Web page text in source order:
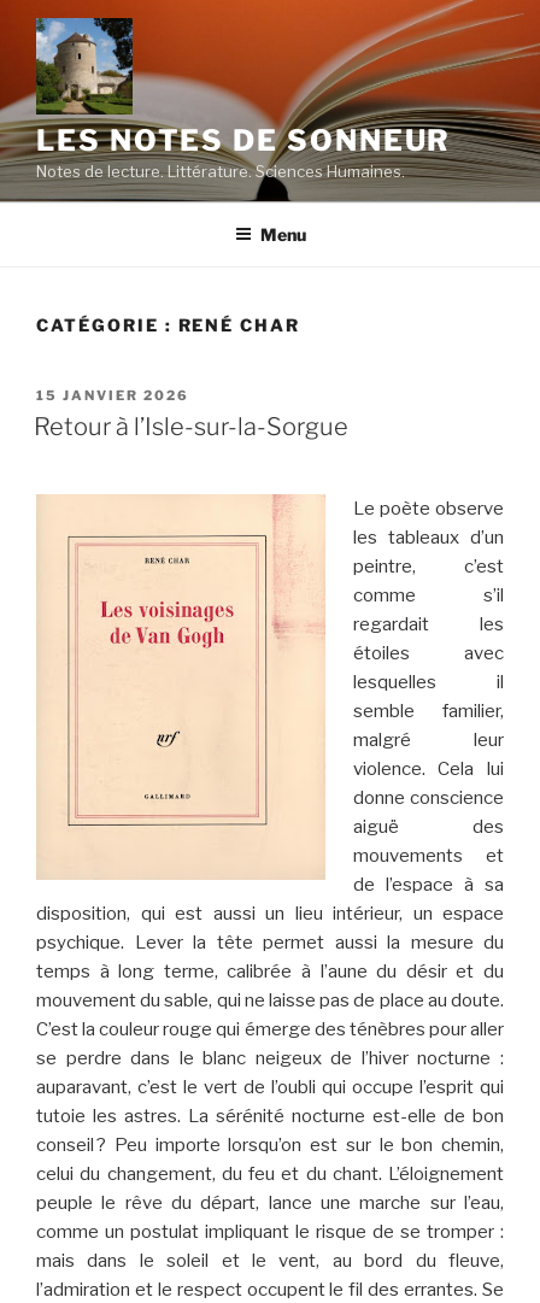
contenu
principal
LES NOTES DE SONNEUR
Notes de lecture. Littérature. Sciences Humaines.
Menu
CATÉGORIE : RENÉ CHAR
PUBLIÉ
LE
15 JANVIER 2026
Retour à l’Isle-sur-la-Sorgue
Le poète observe
les tableaux d’un
peintre, c’est
comme s’il
regardait les
étoiles avec
lesquelles il
semble familier,
malgré leur
violence. Cela lui
donne conscience
aiguë des
mouvements et
de l’espace à sa
disposition, qui est aussi un lieu intérieur, un espace
psychique. Lever la tête permet aussi la mesure du
temps à long terme, calibrée à l’aune du désir et du
mouvement du sable, qui ne laisse pas de place au doute.
C’est la couleur rouge qui émerge des ténèbres pour aller
se perdre dans le blanc neigeux de l’hiver nocturne :
auparavant, c’est le vert de l’oubli qui occupe l’esprit qui
tutoie les astres. La sérénité nocturne est-elle de bon
conseil ? Peu importe lorsqu’on est sur le bon chemin,
celui du changement, du feu et du chant. L’éloignement
peuple le rêve du départ, lance une marche sur l’eau,
comme un postulat impliquant le risque de se tromper :
mais dans le soleil et le vent, au bord du fleuve,
l’admiration et le respect occupent le fil des errantes. Se